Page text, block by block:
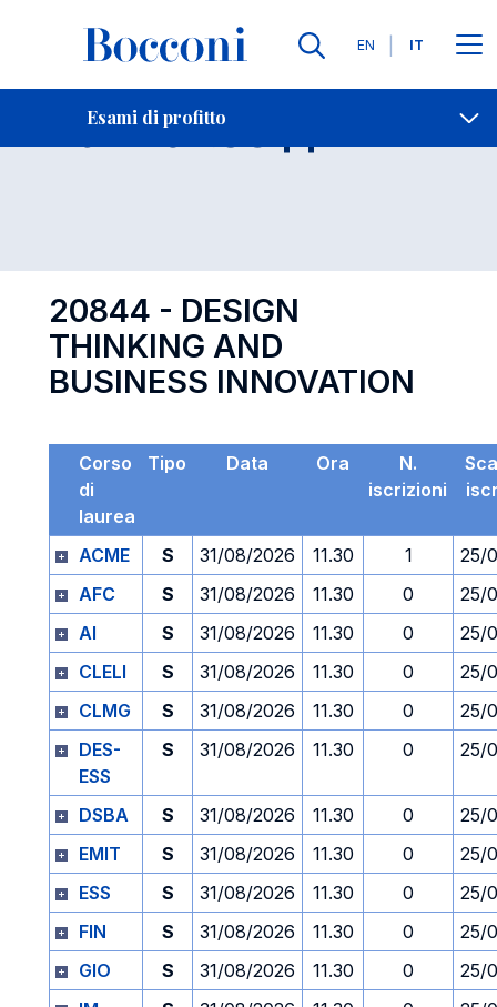
Lingue
EN IT
Esami di profitto
Contatti
Esame 20844 Open
20844 - DESIGN
THINKING AND
BUSINESS INNOVATION
Corso
di
laurea
Tipo Data Ora
N.
iscrizioni
ACME S 31/08/2026 11.30 1
25/
AFC
S 31/08/2026 11.30 0
25/
AI
S 31/08/2026 11.30 0
25/
CLELI
S 31/08/2026 11.30 0
25/
CLMG
S 31/08/2026 11.30 0
25/
DES-
ESS
S 31/08/2026 11.30 0 25/
DSBA S 31/08/2026 11.30 0
25/
EMIT
S 31/08/2026 11.30 0
25/
ESS
S 31/08/2026 11.30 0
25/
FIN
S 31/08/2026 11.30 0
25/
GIO
S 31/08/2026 11.30 0
25/